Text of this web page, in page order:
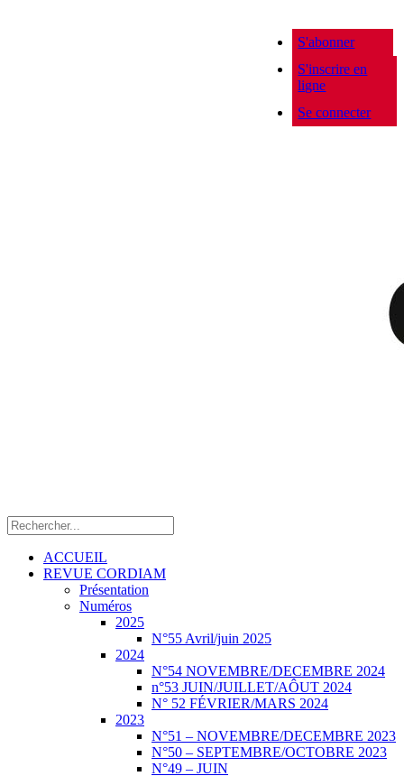
S'abonner
S'inscrire en
ligne
Se connecter
ACCUEIL
REVUE CORDIAM
Présentation
Numéros
2025
N°55 Avril/juin 2025
2024
N°54 NOVEMBRE/DECEMBRE 2024
n°53 JUIN/JUILLET/AÔUT 2024
N° 52 FÉVRIER/MARS 2024
2023
N°51 – NOVEMBRE/DECEMBRE 2023
N°50 – SEPTEMBRE/OCTOBRE 2023
N°49 – JUIN